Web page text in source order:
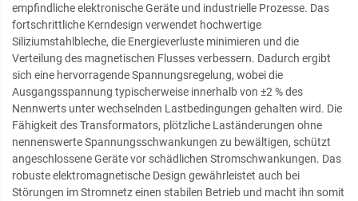
empfindliche elektronische Geräte und industrielle Prozesse. Das
fortschrittliche Kerndesign verwendet hochwertige
Siliziumstahlbleche, die Energieverluste minimieren und die
Verteilung des magnetischen Flusses verbessern. Dadurch ergibt
sich eine hervorragende Spannungsregelung, wobei die
Ausgangsspannung typischerweise innerhalb von ±2 % des
Nennwerts unter wechselnden Lastbedingungen gehalten wird. Die
Fähigkeit des Transformators, plötzliche Laständerungen ohne
nennenswerte Spannungsschwankungen zu bewältigen, schützt
angeschlossene Geräte vor schädlichen Stromschwankungen. Das
robuste elektromagnetische Design gewährleistet auch bei
Störungen im Stromnetz einen stabilen Betrieb und macht ihn somit